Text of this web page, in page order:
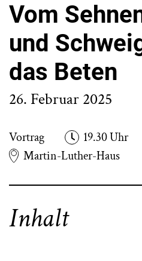
Vom
und
das Beten
26. Februar 2025
Vortrag
19.30 Uhr
Martin-Luther-Haus
Inhalt